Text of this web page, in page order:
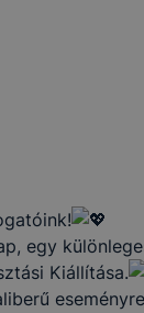
egy
Kiállítása.